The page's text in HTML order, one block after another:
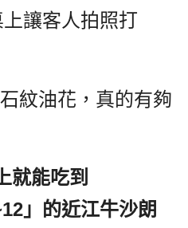
讓客人拍照打
紋油花，真的有夠
就能吃到
」的近江牛沙朗